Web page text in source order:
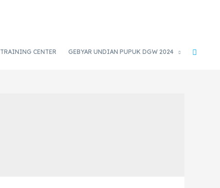
TRAINING CENTER GEBYAR UNDIAN PUPUK DGW 2024